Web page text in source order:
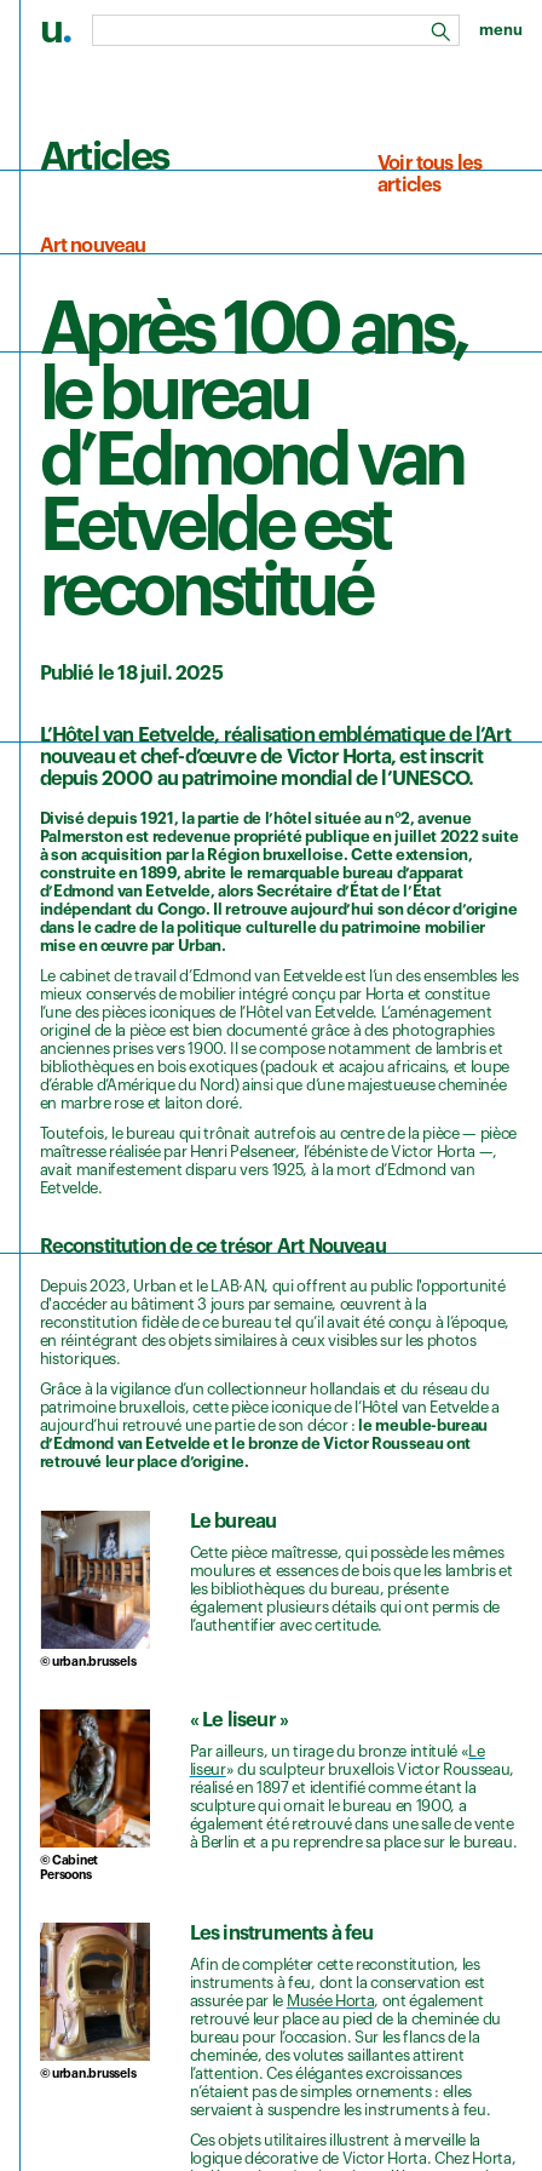
u. rechercher
menu
Articles
Voir tous les
articles
Art nouveau
Après 100 ans,
le bureau
d’Edmond van
Eetvelde est
reconstitué
Publié le 18 juil. 2025
L’Hôtel van Eetvelde, réalisation emblématique de l’Art
nouveau et chef-d’œuvre de Victor Horta, est inscrit
depuis 2000 au patrimoine mondial de l’UNESCO.
Divisé depuis 1921, la partie de l’hôtel située au n°2, avenue
Palmerston est redevenue propriété publique en juillet 2022 suite
à son acquisition par la Région bruxelloise. Cette extension,
construite en 1899, abrite le remarquable bureau d’apparat
d’Edmond van Eetvelde, alors Secrétaire d’État de l’État
indépendant du Congo. Il retrouve aujourd’hui son décor d’origine
dans le cadre de la politique culturelle du patrimoine mobilier
mise en œuvre par Urban.
Le cabinet de travail d’Edmond van Eetvelde est l’un des ensembles les
mieux conservés de mobilier intégré conçu par Horta et constitue
l’une des pièces iconiques de l’Hôtel van Eetvelde. L’aménagement
originel de la pièce est bien documenté grâce à des photographies
anciennes prises vers 1900. Il se compose notamment de lambris et
bibliothèques en bois exotiques (padouk et acajou africains, et loupe
d’érable d’Amérique du Nord) ainsi que d’une majestueuse cheminée
en marbre rose et laiton doré.
Toutefois, le bureau qui trônait autrefois au centre de la pièce — pièce
maîtresse réalisée par Henri Pelseneer, l’ébéniste de Victor Horta —,
avait manifestement disparu vers 1925, à la mort d’Edmond van
Eetvelde.
Reconstitution de ce trésor Art Nouveau
Depuis 2023, Urban et le LAB·AN, qui offrent au public l'opportunité
d'accéder au bâtiment 3 jours par semaine, œuvrent à la
reconstitution fidèle de ce bureau tel qu’il avait été conçu à l’époque,
en réintégrant des objets similaires à ceux visibles sur les photos
historiques.
Grâce à la vigilance d’un collectionneur hollandais et du réseau du
patrimoine bruxellois, cette pièce iconique de l’Hôtel van Eetvelde a
aujourd’hui retrouvé une partie de son décor : le meuble-bureau
d’Edmond van Eetvelde et le bronze de Victor Rousseau ont
retrouvé leur place d’origine.
© urban.brussels
Le bureau
Cette pièce maîtresse, qui possède les mêmes
moulures et essences de bois que les lambris et
les bibliothèques du bureau, présente
également plusieurs détails qui ont permis de
l’authentifier avec certitude.
© Cabinet
Persoons
« Le liseur »
Par ailleurs, un tirage du bronze intitulé « Le
liseur» du sculpteur bruxellois Victor Rousseau,
réalisé en 1897 et identifié comme étant la
sculpture qui ornait le bureau en 1900, a
également été retrouvé dans une salle de vente
à Berlin et a pu reprendre sa place sur le bureau.
© urban.brussels
Les instruments à feu
Afin de compléter cette reconstitution, les
instruments à feu, dont la conservation est
assurée par le Musée Horta, ont également
retrouvé leur place au pied de la cheminée du
bureau pour l’occasion. Sur les flancs de la
cheminée, des volutes saillantes attirent
l’attention. Ces élégantes excroissances
n’étaient pas de simples ornements : elles
servaient à suspendre les instruments à feu.
Ces objets utilitaires illustrent à merveille la
logique décorative de Victor Horta. Chez Horta,